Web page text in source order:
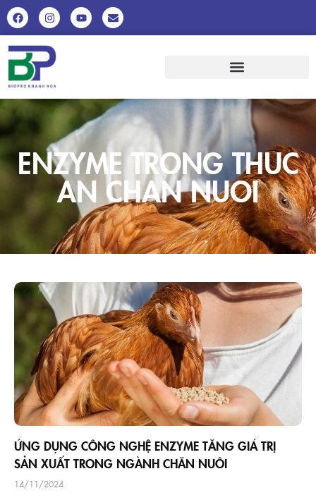
ENZYME TRONG THUC
AN CHAN NUOI
ỨNG DỤNG CÔNG NGHỆ ENZYME TĂNG GIÁ TRỊ
SẢN XUẤT TRONG NGÀNH CHĂN NUÔI
14/11/2024